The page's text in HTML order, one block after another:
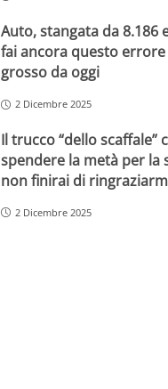
Auto, stangata da 8.186
fai ancora questo
grosso da oggi
2 Dicembre 2025
Il trucco “dello scaffale”
spendere la metà per la
non finirai di
2 Dicembre 2025